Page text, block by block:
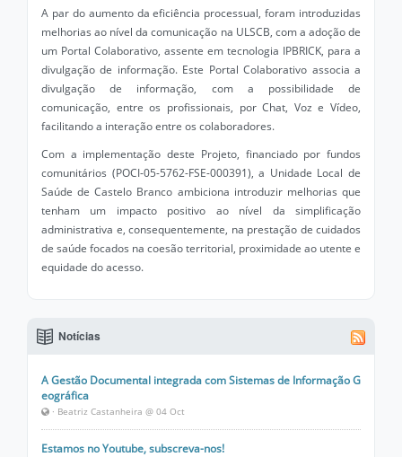
A par do aumento da eficiência processual, foram introduzidas
melhorias ao nível da comunicação na ULSCB, com a adoção de
um Portal Colaborativo, assente em tecnologia IPBRICK, para a
divulgação de informação. Este Portal Colaborativo associa a
divulgação de informação, com a possibilidade de
comunicação, entre os profissionais, por Chat, Voz e Vídeo,
facilitando a interação entre os colaboradores.
Com a implementação deste Projeto, financiado por fundos
comunitários (POCI-05-5762-FSE-000391), a Unidade Local de
Saúde de Castelo Branco ambiciona introduzir melhorias que
tenham um impacto positivo ao nível da simplificação
administrativa e, consequentemente, na prestação de cuidados
de saúde focados na coesão territorial, proximidade ao utente e
equidade do acesso.
Notícias
A Gestão Documental integrada com Sistemas de Informação G
eográfica
· Beatriz Castanheira @ 04 Oct
Estamos no Youtube, subscreva-nos!